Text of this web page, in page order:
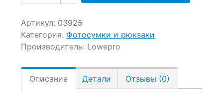
Артикул: 03925
Категория: Фотосумки и рюкзаки
Производитель: Lowepro
Описание Детали Отзывы (0)